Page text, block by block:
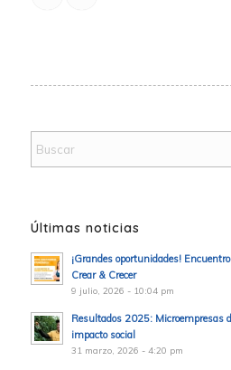
Últimas noticias
¡Grandes oportunidades!
Crear & Crecer
9 julio, 2026 - 10:04 pm
Resultados 2025: Microempresas
impacto social
31 marzo, 2026 - 4:20 pm